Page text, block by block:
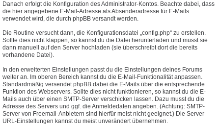
Danach erfolgt die Konfiguration des Administrator-Kontos. Beachte dabei, dass
die hier angegebene E-Mail-Adresse als Absenderadresse für E-Mails
verwendet wird, die durch phpBB versandt werden.
Die Routine versucht dann, die Konfigurationsdatei „config.php“ zu erstellen.
Sollte dies nicht klappen, so kannst du die Datei herunterladen und musst sie
dann manuell auf den Server hochladen (sie überschreibt dort die bereits
vorhandene Datei).
In den erweiterten Einstellungen passt du die Einstellungen deines Forums
weiter an. Im oberen Bereich kannst du die E-Mail-Funktionalität anpassen.
Standardmäßig versendet phpBB dabei die E-Mails über die entsprechende
Funktion des Webservers. Sollte dies nicht funktionieren, so kannst du die E-
Mails auch über einen SMTP-Server verschicken lassen. Dazu musst du die
Adresse des Servers und ggf. die Anmeldedaten angeben. (Achtung: SMTP-
Server von Freemail-Anbietern sind hierfür meist nicht geeignet.) Die Server
URL-Einstellungen kannst du meist unverändert übernehmen.